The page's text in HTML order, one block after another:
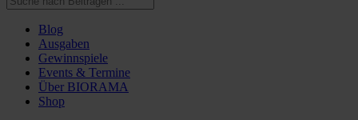
Blog
Ausgaben
Gewinnspiele
Events & Termine
Über BIORAMA
Shop